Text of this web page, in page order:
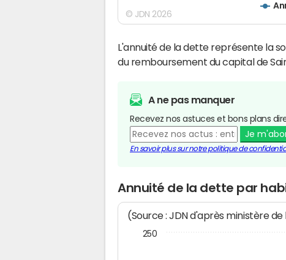
© JDN 2026
L'annuité de la dette représente la
du remboursement du capital de
A ne pas manquer
Recevez nos astuces et bons plans
Je
En savoir plus sur notre politique de
Annuité de la dette par
(Source : JDN d'après ministère
250